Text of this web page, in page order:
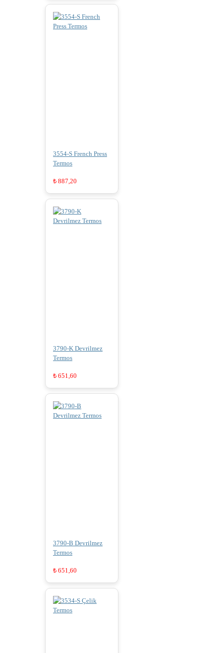
3554-S French Press
Termos
₺ 887,20
3790-K Devrilmez
Termos
₺ 651,60
3790-B Devrilmez
Termos
₺ 651,60